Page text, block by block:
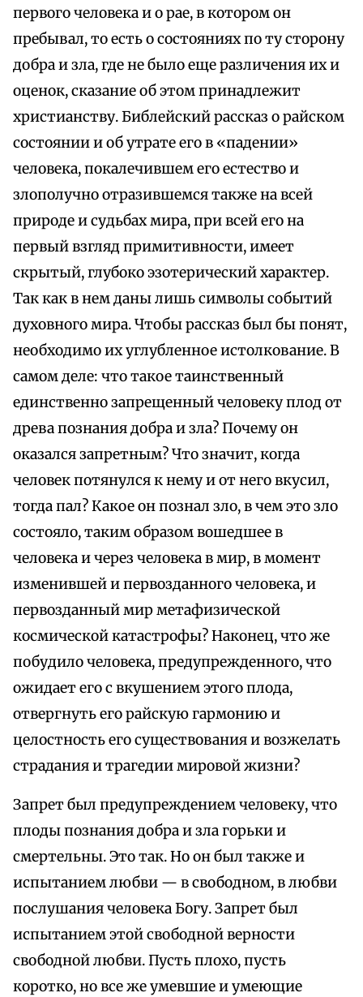
первого человека и о рае, в котором он
пребывал, то есть о состояниях по ту сторону
добра и зла, где не было еще различения их и
оценок, сказание об этом принадлежит
христианству. Библейский рассказ о райском
состоянии и об утрате его в «падении»
человека, покалечившем его естество и
злополучно отразившемся также на всей
природе и судьбах мира, при всей его на
первый взгляд примитивности, имеет
скрытый, глубоко эзотерический характер.
Так как в нем даны лишь символы событий
духовного мира. Чтобы рассказ был бы понят,
необходимо их углубленное истолкование. В
самом деле: что такое таинственный
единственно запрещенный человеку плод от
древа познания добра и зла? Почему он
оказался запретным? Что значит, когда
человек потянулся к нему и от него вкусил,
тогда пал? Какое он познал зло, в чем это зло
состояло, таким образом вошедшее в
человека и через человека в мир, в момент
изменившей и первозданного человека, и
первозданный мир метафизической
космической катастрофы? Наконец, что же
побудило человека, предупрежденного, что
ожидает его с вкушением этого плода,
отвергнуть его райскую гармонию и
целостность его существования и возжелать
страдания и трагедии мировой жизни?
Запрет был предупреждением человеку, что
плоды познания добра и зла горьки и
смертельны. Это так. Но он был также и
испытанием любви — в свободном, в любви
послушания человека Богу. Запрет был
испытанием этой свободной верности
свободной любви. Пусть плохо, пусть
коротко, но все же умевшие и умеющие